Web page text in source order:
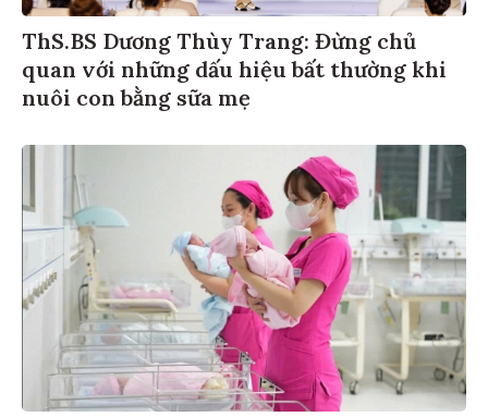
ThS.BS Dương Thùy Trang: Đừng chủ
quan với những dấu hiệu bất thường khi
nuôi con bằng sữa mẹ